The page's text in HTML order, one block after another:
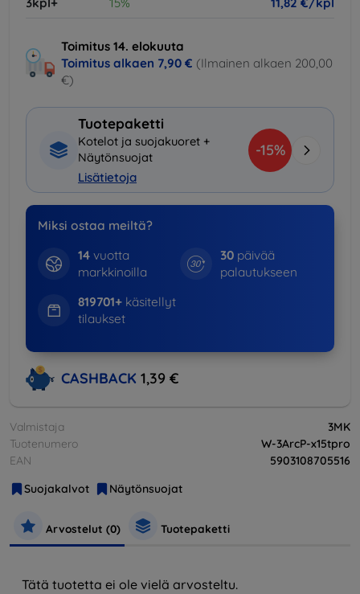
Toimitus 14. elokuuta
Toimitus alkaen 7,90 € (Ilmainen alkaen 200,00
€)
Tuotepaketti
Kotelot ja suojakuoret +
Näytönsuojat
Lisätietoja
-15%
Miksi ostaa meiltä?
14vuotta
markkinoilla
30 päivää
palautukseen
819701+käsitellyt
tilaukset
CASHBACK 1,39 €
Valmistaja
3MK
Tuotenumero
W-3ArcP-x15tpro
EAN
5903108705516
Suojakalvot
Näytönsuojat
Arvostelut (0) Tuotepaketti
Tätä tuotetta ei ole vielä arvosteltu.